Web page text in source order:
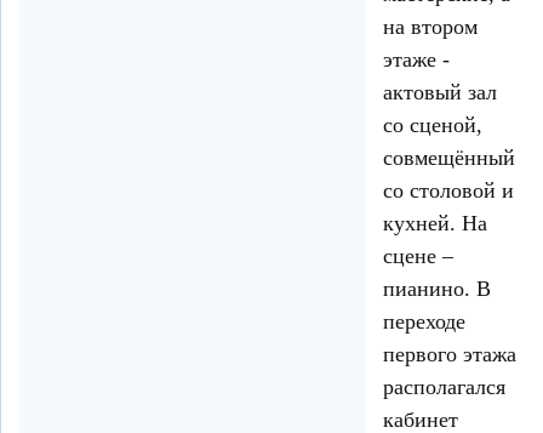
на втором
этаже -
актовый зал
со сценой,
совмещённый
со столовой и
кухней. На
сцене –
пианино. В
переходе
первого этажа
располагался
кабинет